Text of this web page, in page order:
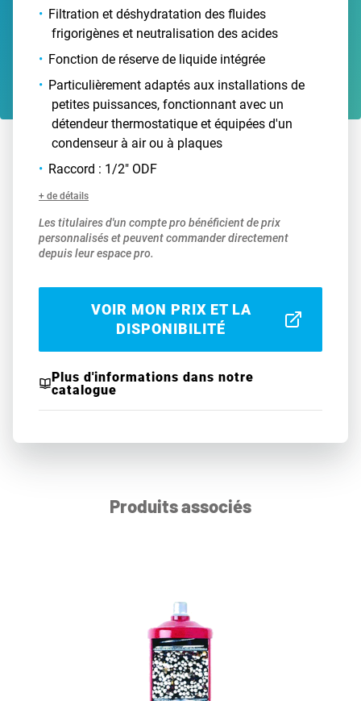
Filtration et déshydratation des fluides
frigorigènes et neutralisation des acides
Fonction de réserve de liquide intégrée
Particulièrement adaptés aux installations de
petites puissances, fonctionnant avec un
détendeur thermostatique et équipées d'un
condenseur à air ou à plaques
Raccord : 1/2" ODF
+ de détails
Les titulaires d'un compte pro bénéficient de prix
personnalisés et peuvent commander directement
depuis leur espace pro.
VOIR MON PRIX ET LA
DISPONIBILITÉ
Plus d'informations dans notre
catalogue
Produits associés